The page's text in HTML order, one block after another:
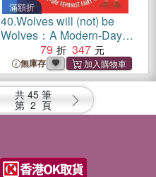
滿額折
40.Wolves will (not) be
Wolves：A Modern-Day
Feminist Fairy Tale
79 347
無庫存
共 45 筆
第 2 頁